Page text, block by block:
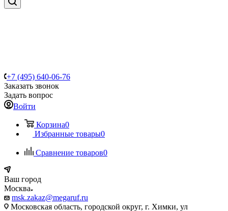
+7 (495) 640-06-76
Заказать звонок
Задать вопрос
Войти
Корзина0
Избранные товары0
Сравнение товаров0
Ваш город
Москва
msk.zakaz@megaruf.ru
Московская область, городской округ, г. Химки, ул